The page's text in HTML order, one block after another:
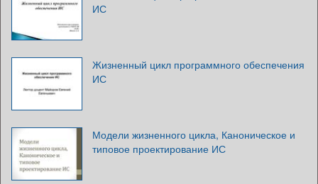
ИС
Жизненный цикл программного обеспечения
ИС
Модели жизненного цикла, Каноническое и
типовое проектирование ИС